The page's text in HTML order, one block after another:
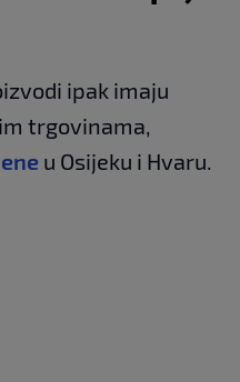
ipak imaju
trgovinama,
u Osijeku i Hvaru.